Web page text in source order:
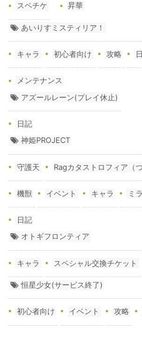
スペチケ 昇華
あいりすミスティリア！
キャラ 初心者向け 攻略
メンテナンス
アズールレーン(プレイ休止)
日記
神姫PROJECT
守護天 Ragカタストロフィア（
機獣 イベント キャラ ミ
日記
オトギフロンティア
キャラ スペシャル交換チケット
恒星少女(サービス終了)
初心者向け イベント 攻略